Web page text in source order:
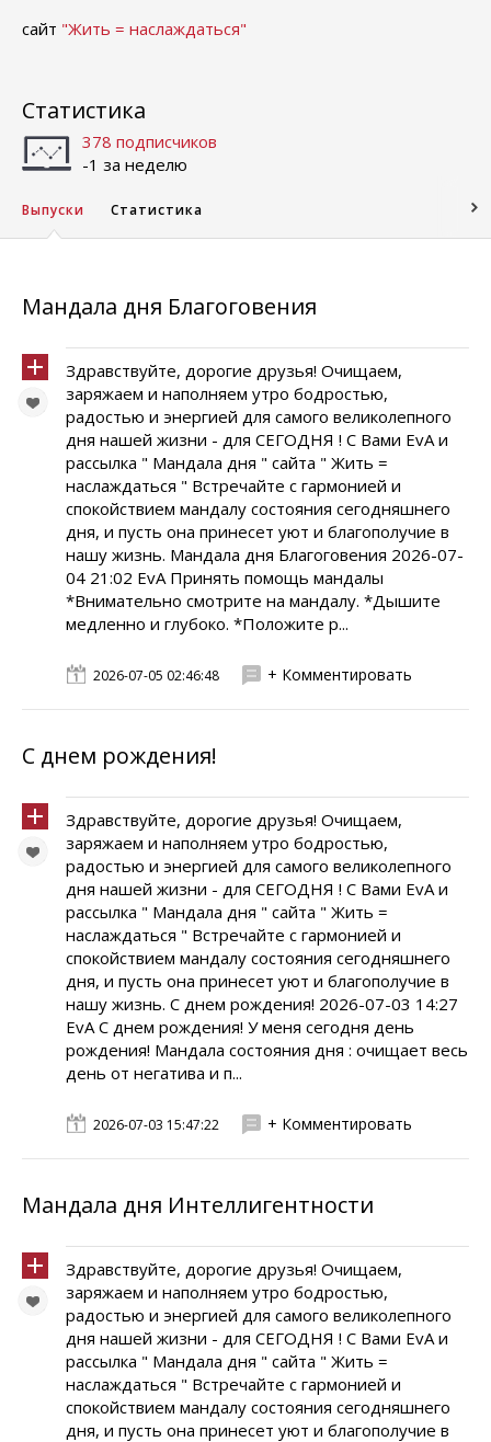
сайт "Жить = наслаждаться"
Статистика
378 подписчиков
-1 за неделю
Выпуски Статистика
Мандала дня Благоговения
Здравствуйте, дорогие друзья! Очищаем,
заряжаем и наполняем утро бодростью,
радостью и энергией для самого великолепного
дня нашей жизни - для СЕГОДНЯ ! С Вами EvA и
рассылка " Мандала дня " сайта " Жить =
наслаждаться " Встречайте с гармонией и
спокойствием мандалу состояния сегодняшнего
дня, и пусть она принесет уют и благополучие в
нашу жизнь. Мандала дня Благоговения 2026-07-
04 21:02 EvA Принять помощь мандалы
*Внимательно смотрите на мандалу. *Дышите
медленно и глубоко. *Положите р...
2026-07-05 02:46:48 + Комментировать
С днем рождения!
Здравствуйте, дорогие друзья! Очищаем,
заряжаем и наполняем утро бодростью,
радостью и энергией для самого великолепного
дня нашей жизни - для СЕГОДНЯ ! С Вами EvA и
рассылка " Мандала дня " сайта " Жить =
наслаждаться " Встречайте с гармонией и
спокойствием мандалу состояния сегодняшнего
дня, и пусть она принесет уют и благополучие в
нашу жизнь. С днем рождения! 2026-07-03 14:27
EvA С днем рождения! У меня сегодня день
рождения! Мандала состояния дня : очищает весь
день от негатива и п...
2026-07-03 15:47:22 + Комментировать
Мандала дня Интеллигентности
Здравствуйте, дорогие друзья! Очищаем,
заряжаем и наполняем утро бодростью,
радостью и энергией для самого великолепного
дня нашей жизни - для СЕГОДНЯ ! С Вами EvA и
рассылка " Мандала дня " сайта " Жить =
наслаждаться " Встречайте с гармонией и
спокойствием мандалу состояния сегодняшнего
дня, и пусть она принесет уют и благополучие в